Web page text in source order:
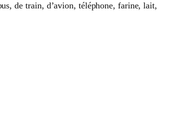
de train, d’avion, téléphone, farine, lait,